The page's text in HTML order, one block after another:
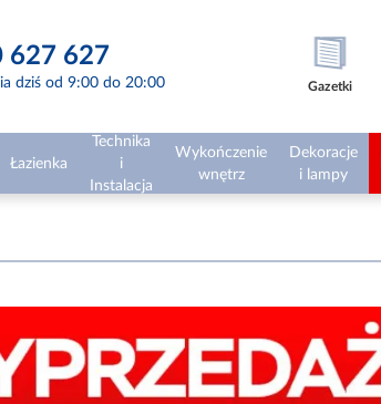
627 627
dziś od 9:00 do 20:00 Gazetki
Łazienka
Technika
i
Instalacja
Wykończenie
wnętrz
Dekoracje
i lampy